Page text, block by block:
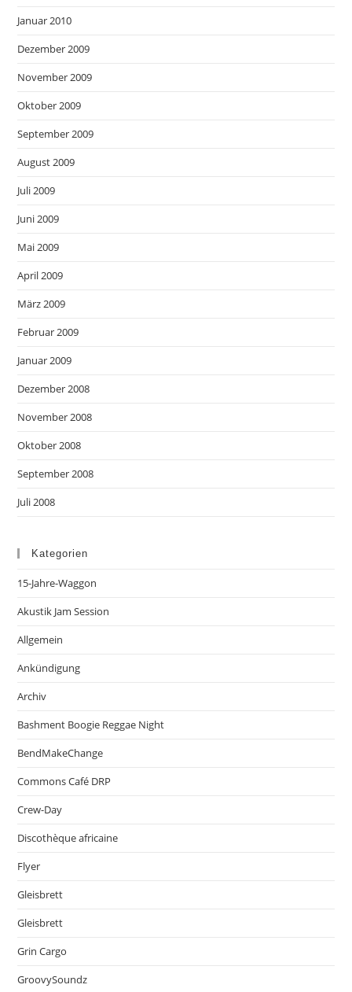
Januar 2010
Dezember 2009
November 2009
Oktober 2009
September 2009
August 2009
Juli 2009
Juni 2009
Mai 2009
April 2009
März 2009
Februar 2009
Januar 2009
Dezember 2008
November 2008
Oktober 2008
September 2008
Juli 2008
Kategorien
15-Jahre-Waggon
Akustik Jam Session
Allgemein
Ankündigung
Archiv
Bashment Boogie Reggae Night
BendMakeChange
Commons Café DRP
Crew-Day
Discothèque africaine
Flyer
Gleisbrett
Gleisbrett
Grin Cargo
GroovySoundz